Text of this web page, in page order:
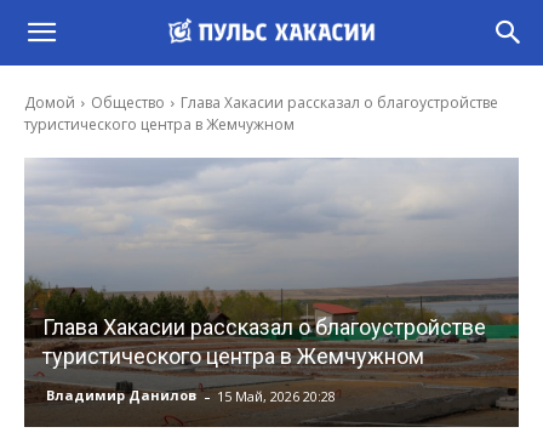
Домой Общество
Глава Хакасии рассказал о благоустройстве
туристического центра в Жемчужном
Глава Хакасии рассказал о благоустройстве
туристического центра в Жемчужном
Владимир Данилов - 15 Май, 2026 20:28